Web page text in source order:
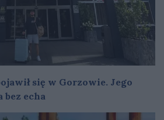
się w Gorzowie. Jego
bez echa